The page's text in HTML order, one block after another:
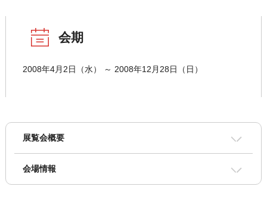
会期
2008年4月2日（水） ～ 2008年12月28日（日）
展覧会概要
会場情報